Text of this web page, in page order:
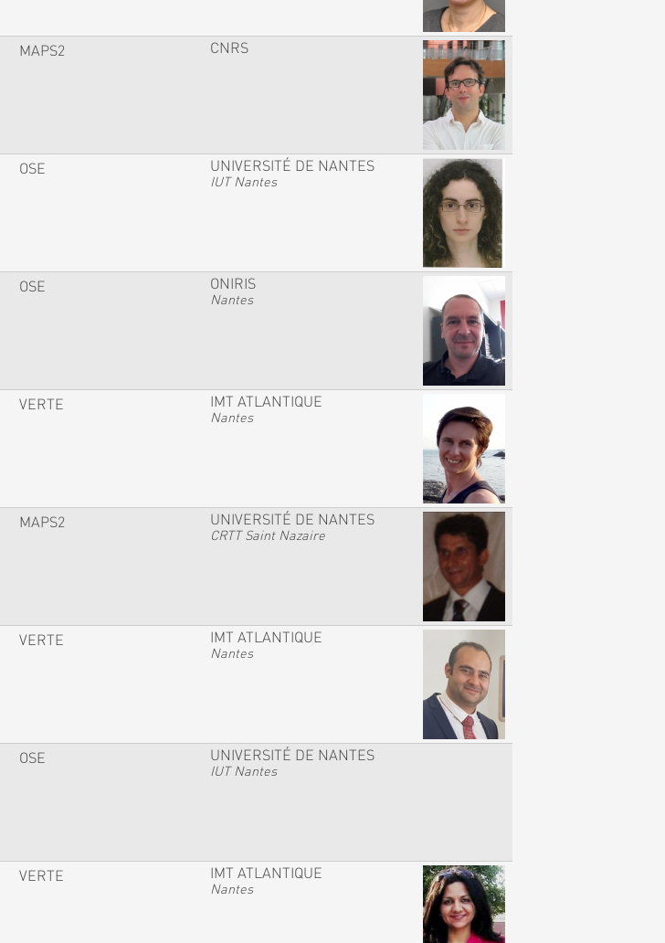
MAPS2 CNRS
OSE UNIVERSITÉ DE NANTES
IUT Nantes
OSE ONIRIS
Nantes
VERTE IMT ATLANTIQUE
Nantes
MAPS2 UNIVERSITÉ DE NANTES
CRTT Saint Nazaire
VERTE IMT ATLANTIQUE
Nantes
OSE UNIVERSITÉ DE NANTES
IUT Nantes
VERTE IMT ATLANTIQUE
Nantes